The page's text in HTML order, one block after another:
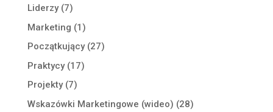
Liderzy(7)
Marketing (1)
Początkujący(27)
Praktycy(17)
Projekty(7)
Wskazówki Marketingowe (wideo) (28)